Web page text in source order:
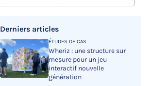
Derniers articles
ÉTUDES DE CAS
Wheriz : une structure sur
mesure pour un jeu
interactif nouvelle
génération